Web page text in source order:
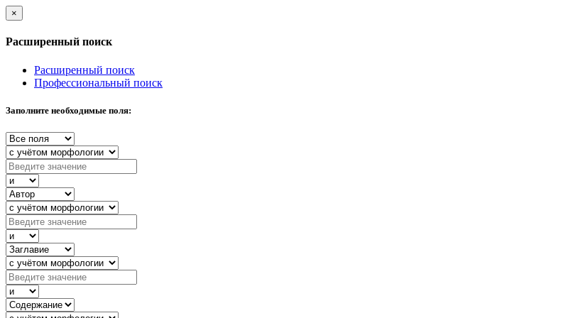
×
Расширенный поиск
Расширенный поиск
Профессиональный поиск
Заполните необходимые поля: